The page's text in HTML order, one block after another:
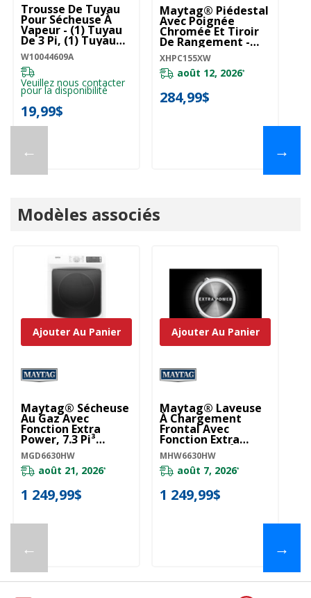
←
Trousse De Tuyau
Pour Sécheuse À
Vapeur - (1) Tuyau
De 3 Pi, (1) Tuyau
De 5 Pi W10044609A
W10044609A
Veuillez nous contacter
pour la disponibilité
19,99$
Maytag® Piédestal
Avec Poignée
Chromée Et Tiroir
De Rangement -
15.5 Po (39.37 Cm)
XHPC155XW
XHPC155XW
août 12, 2026*
284,99$
→
Modèles associés
←
Maytag® Sécheuse
Au Gaz Avec
Fonction Extra
Power, 7.3 Pi³
MGD6630HW
MGD6630HW
août 21, 2026*
1 249,99$
Ajouter Au Panier
Maytag® Laveuse
À Chargement
Frontal Avec
Fonction Extra
Power, 5.5 Pi³
MHW6630HW
MHW6630HW
août 7, 2026*
1 249,99$
Ajouter Au Panier
→